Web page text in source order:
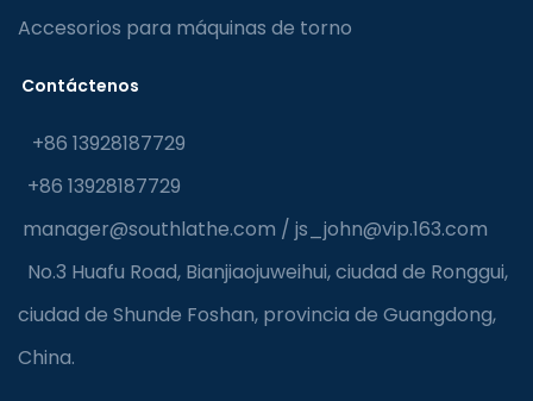
Accesorios para máquinas de torno
Contáctenos
+86 13928187729
+86 13928187729
manager@southlathe.com / js_john@vip.163.com
No.3 Huafu Road, Bianjiaojuweihui, ciudad de Ronggui,
ciudad de Shunde Foshan, provincia de Guangdong,
China.